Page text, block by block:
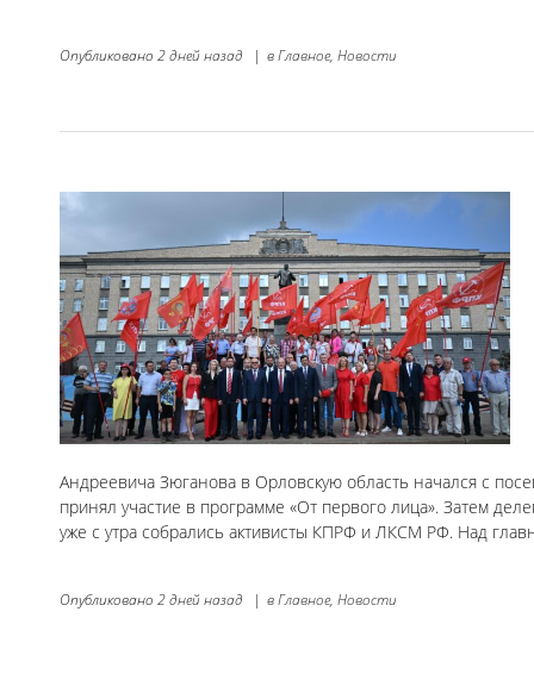
Опубликовано 2 дней назад | вГлавное, Новости
Андреевича Зюганова в Орловскую область начался с
принял участие в программе «От первого лица». Затем
уже с утра собрались активисты КПРФ и ЛКСМ РФ. Над
Опубликовано 2 дней назад | вГлавное, Новости